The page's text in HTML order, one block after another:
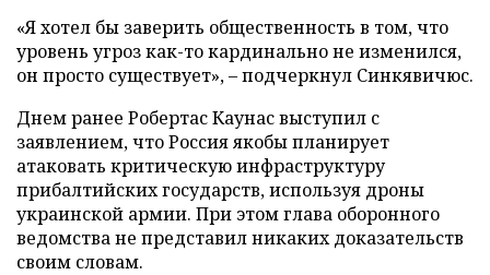
«Я хотел бы заверить общественность в том, что
уровень угроз как-то кардинально не изменился,
он просто существует», – подчеркнул Синкявичюс.
Днем ранее Робертас Каунас выступил с
заявлением, что Россия якобы планирует
атаковать критическую инфраструктуру
прибалтийских государств, используя дроны
украинской армии. При этом глава оборонного
ведомства не представил никаких доказательств
своим словам.